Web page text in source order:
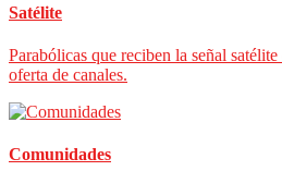
Satélite
Parabólicas que reciben la señal
oferta de canales.
Comunidades